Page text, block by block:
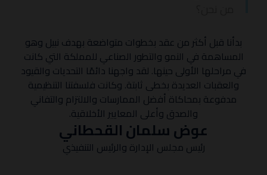
بدأنا قبل أكثر من عقد بخطوات متواضعة بهدف نبيل وهو
المساهمة في النمو والتطور الصناعي للمملكة التي كانت
في مراحلها الأولى حينها. لقد واجهنا دائمًا التحديات والقيود
والعقبات العديدة بخطى ثابتة. وكانت فلسفتنا التنظيمية
مدفوعة بمحاكاة أفضل الممارسات والالتزام والتفاني
والصدق وأعلى المعايير الأخلاقية.
عوض سلمان القحطاني
رئيس مجلس الإدارة والرئيس التنفيذي